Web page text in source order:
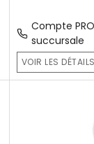
Compte
succursale
VOIR LES DÉTAILS